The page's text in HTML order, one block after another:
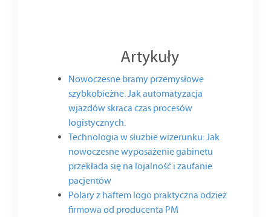
Artykuły
Nowoczesne bramy przemysłowe
szybkobieżne. Jak automatyzacja
wjazdów skraca czas procesów
logistycznych.
Technologia w służbie wizerunku: Jak
nowoczesne wyposażenie gabinetu
przekłada się na lojalność i zaufanie
pacjentów
Polary z haftem logo praktyczna odzież
firmowa od producenta PM